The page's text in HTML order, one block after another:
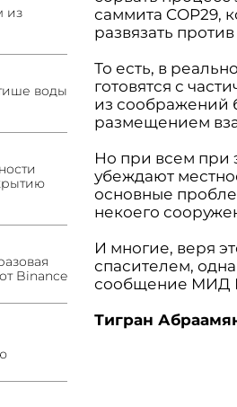
из
воды
Binance
саммита COP29,
развязать
То есть, в
готовятся с
из соображений
размещением
Но при всем при
убеждают
основные
некоего
И многие, веря
спасителем,
сообщение МИД
Тигран